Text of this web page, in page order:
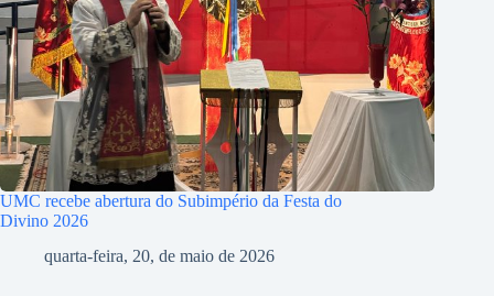
UMC recebe abertura do Subimpério da Festa do
Divino 2026
quarta-feira, 20, de maio de 2026